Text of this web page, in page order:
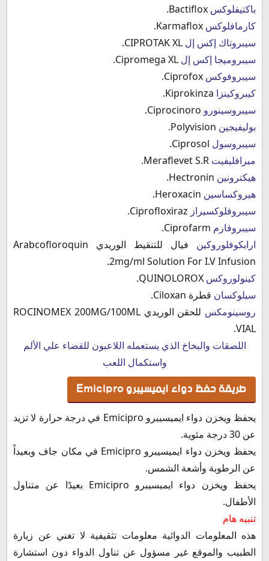
باكتيفلوكس
كارمافلوكس
سيبروتاك إكس إل
سيبروميجا إكس إل
سيبروفوكس
كيبروكينزا
سيبروسينورو
بوليفيجين
سيبروسول
ميرافليفيت
هيكترونين
هيروكساسين
سيبروفلوكسيراز
سيبروفارم
ارابكوفلوروكين
فيال للتنقيط الوريدي Arabcofloroquin
2mg/ml Solution For I.V Infusion.
كينولوروكس
سيلوكسان قطرة Ciloxan.
روسينومكس
للحقن الوريدي ROCINOMEX 200MG/100ML
VIAL.
اللصقات والبخاخ الذي يستعمله اللاعبون للقضاء علي الألم
واستكمال اللعب
طريقة حفظ دواء ايميسيبرو Emicipro
يحفظ ويخزن دواء ايميسيبرو Emicipro في درجة حرارة لا تزيد
عن 30 درجة مئوية.
يحفظ ويخزن دواء ايميسيبرو Emicipro في مكان جاف وبعيداً
عن الرطوبة وأشعة الشمس.
يحفظ ويخزن دواء ايميسيبرو Emicipro بعيدًا عن متناول
الأطفال.
تنبيه هام
هذه المعلومات الدوائية معلومات تثقيفية لا تغني عن زيارة
الطبيب والموقع غير مسؤول عن تناول الدواء دون استشارة